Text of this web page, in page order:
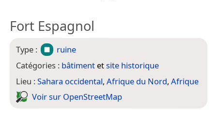
Fort Espagnol
Type :
ruine
Catégories : bâtiment etsite historique
Lieu :Sahara occidental, Afrique du Nord, Afrique
Voir sur Open­Street­Map